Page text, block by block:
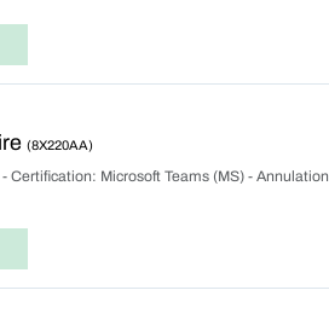
(8X220AA)
Microsoft Teams (MS) - Annulation